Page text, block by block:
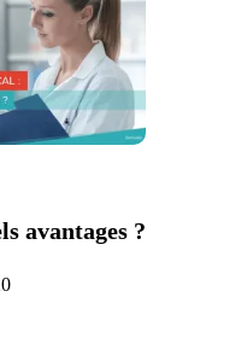
dossier médical en parallèle
avantages ?